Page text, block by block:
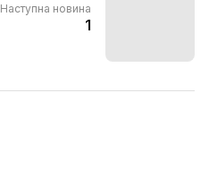
Наступна новина
1